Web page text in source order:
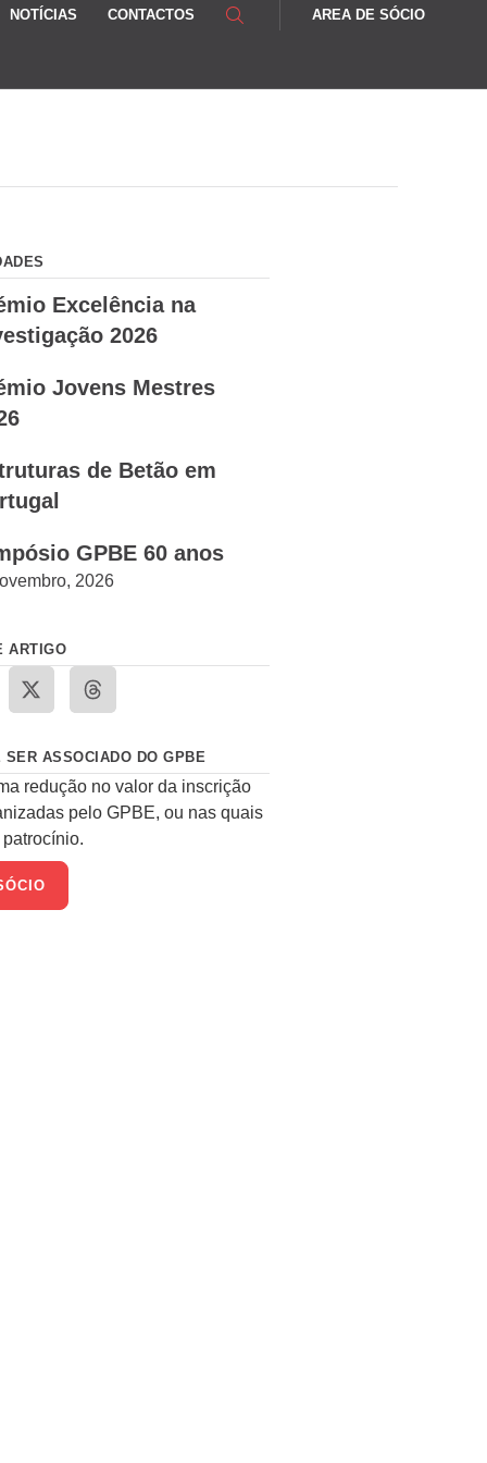
NOTÍCIAS CONTACTOS AREA DE SÓCIO
Excelência na
2026
Jovens Mestres
de Betão em
GPBE 60 anos
2026
ARTIGO
SER ASSOCIADO DO GPBE
redução no valor da inscrição
pelo GPBE, ou nas quais